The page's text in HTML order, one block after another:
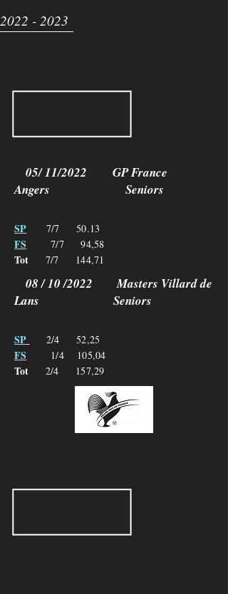
2022 - 2023
05/ 11/2022 GP France
Angers Seniors
SP 7/7 50.13
FS 7/7 94,58
Tot 7/7 144,71
08 / 10 /2022 Masters Villard de
Lans Seniors
SP 2/4 52,25
FS 1/4 105,04
Tot 2/4 157,29